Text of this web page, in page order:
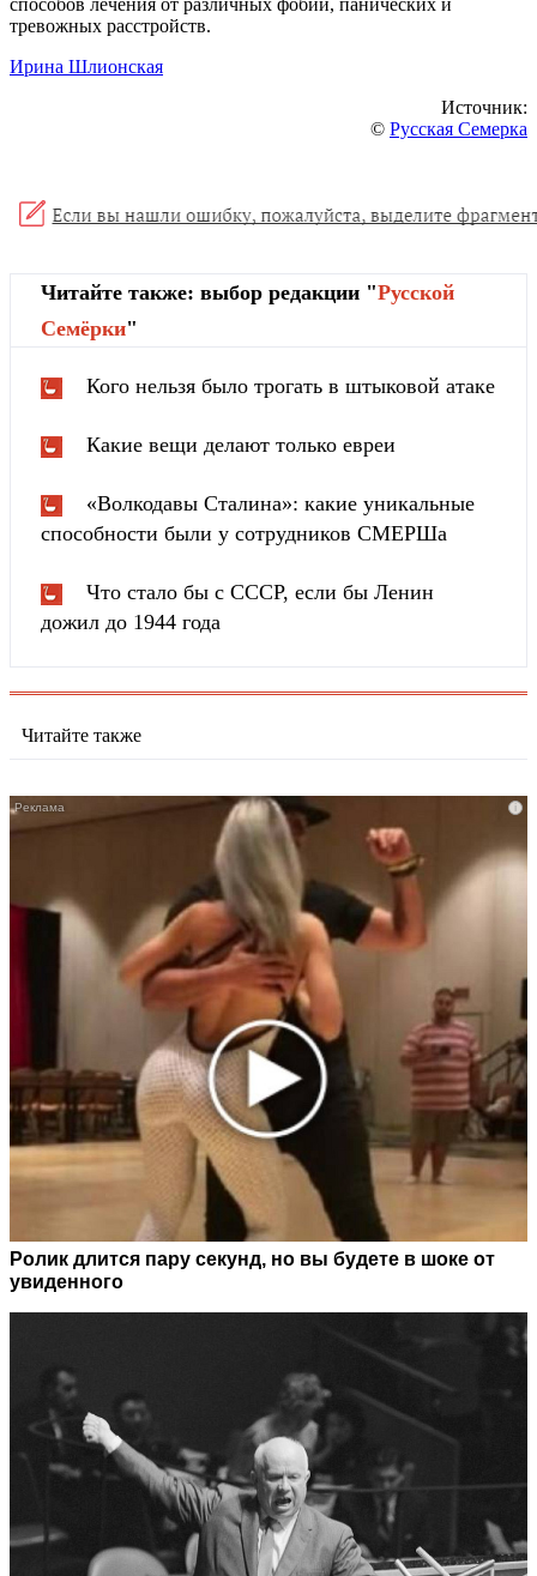
способов лечения от различных фобий, панических и
тревожных расстройств.
Ирина Шлионская
Источник:
© Русская Семерка
Читайте также: выбор редакции "Русской
Cемёрки"
Кого нельзя было трогать в штыковой атаке
Какие вещи делают только евреи
«Волкодавы Сталина»: какие уникальные
способности были у сотрудников СМЕРШа
Что стало бы с СССР, если бы Ленин
дожил до 1944 года
Читайте также
i
Ролик длится пару секунд, но вы будете в шоке от
увиденного